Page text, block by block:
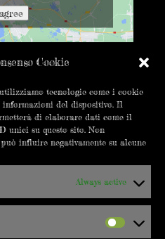
Cookie
tecnologie come i cookie
informazioni del dispositivo. Il
di elaborare dati come il
unici su questo sito. Non
influire negativamente su alcune
Always active